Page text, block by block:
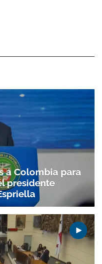
a Colombia para
presidente